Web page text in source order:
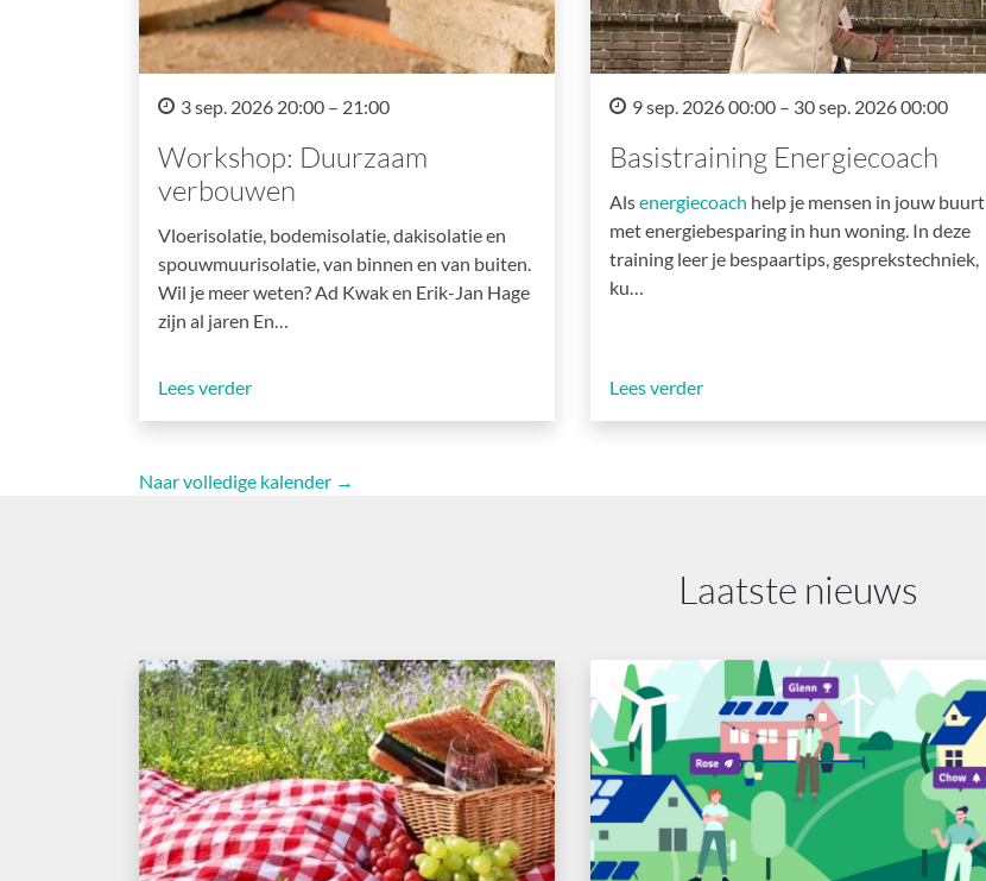
3 sep. 2026 20:00 – 21:00
Workshop: Duurzaam
verbouwen
Vloerisolatie, bodemisolatie, dakisolatie en
spouwmuurisolatie, van binnen en van buiten.
Wil je meer weten? Ad Kwak en Erik-Jan Hage
zijn al jaren En…
Lees verder
9 sep. 2026 00:00 – 30 sep. 2026 00:00
Basistraining Energiecoach
Alsenergiecoach help je mensen in jouw buurt
met energiebesparing in hun woning. In deze
training leer je bespaartips, gesprekstechniek,
ku…
Lees verder
Naar volledige kalender →
Laatste nieuws